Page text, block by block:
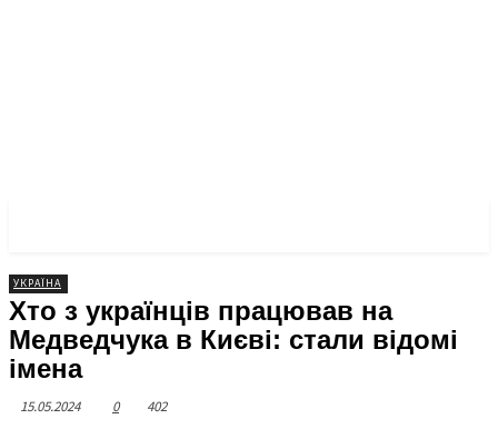
УКРАЇНА
Хто з українців працював на
Медведчука в Києві: стали відомі
імена
15.05.2024 0 402